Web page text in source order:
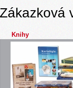
Zákazková
Knihy